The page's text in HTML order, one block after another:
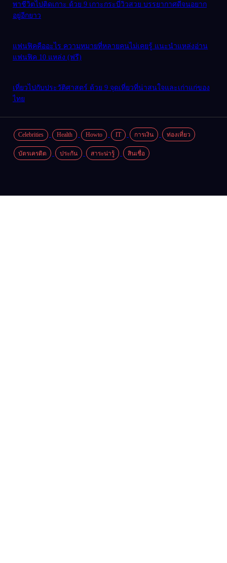
พาชีวิตไปติดเกาะ ด้วย 9 เกาะกระบี่วิวสวย บรรยากาศดีจนอยาก
อยู่อีกยาว
แฟนฟิคคืออะไร ความหมายที่หลายคนไม่เคยรู้ แนะนำแหล่งอ่าน
แฟนฟิค 10 แหล่ง (ฟรี)
เที่ยวไปกับประวัติศาสตร์ ด้วย 9 จุดเที่ยวที่น่าสนใจและเก่าแก่ของ
ไทย
Celebrities Health Howto IT การเงิน ท่องเที่ยว
บัตรเครดิต ประกัน สาระน่ารู้ สินเชื่อ